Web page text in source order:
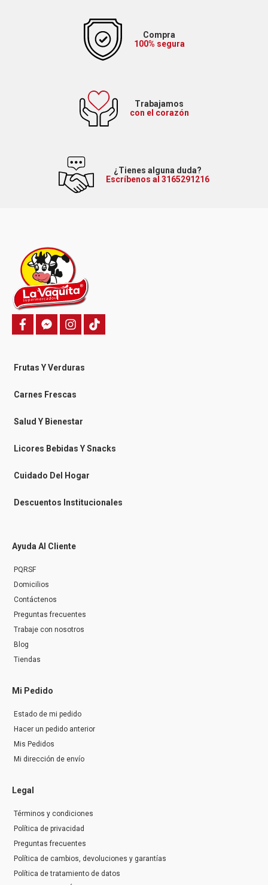
Compra
100% segura
Trabajamos
con el corazón
¿Tienes alguna duda?
Escríbenos al 3165291216
f
a
b
o
f
a
b
o
-
s
s
n
g
r
i
n
g
m
T
i
Frutas Y Verduras
Carnes Frescas
Salud Y Bienestar
Licores Bebidas Y Snacks
Cuidado Del Hogar
Descuentos Institucionales
Ayuda Al Cliente
PQRSF
Domicilios
Contáctenos
Preguntas frecuentes
Trabaje con nosotros
Blog
Tiendas
Mi Pedido
Estado de mi pedido
Hacer un pedido anterior
Mis Pedidos
Mi dirección de envío
Legal
Términos y condiciones
Política de privacidad
Preguntas frecuentes
Política de cambios, devoluciones y garantías
Política de tratamiento de datos